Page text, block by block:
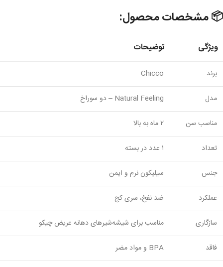
📦 مشخصات محصول:
ویژگی توضیحات
برند Chicco
مدل Natural Feeling – دو سوراخ
مناسب سن ۲ ماه به بالا
تعداد ۱ عدد در بسته
جنس سیلیکون نرم و ایمن
عملکرد ضد نفخ، سری کج
سازگاری مناسب برای شیشه‌شیرهای دهانه عریض چیکو
فاقد BPA و مواد مضر